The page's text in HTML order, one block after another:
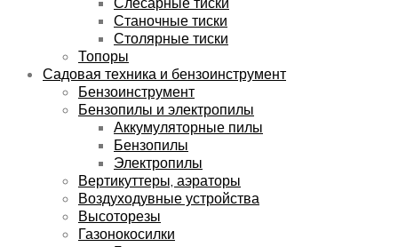
Станочные тиски
Столярные тиски
Топоры
Садовая техника и бензоинструмент
Бензоинструмент
Бензопилы и электропилы
Аккумуляторные пилы
Бензопилы
Электропилы
Вертикуттеры, аэраторы
Воздуходувные устройства
Высоторезы
Газонокосилки